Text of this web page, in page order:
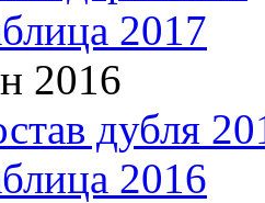
2017
2016
дубля
2016